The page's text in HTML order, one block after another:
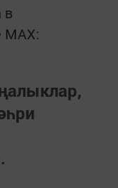
в
MАХ: